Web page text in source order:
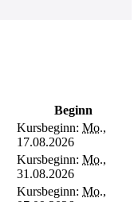
Beginn
Kursbeginn: Mo.,
17.08.2026
Kursbeginn: Mo.,
31.08.2026
Kursbeginn: Mo.,